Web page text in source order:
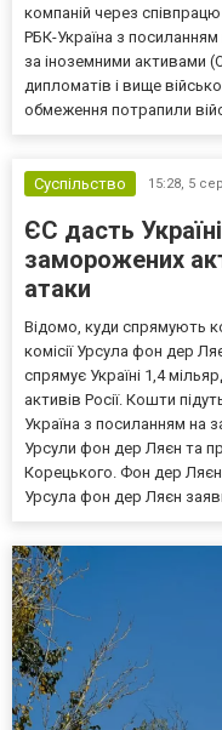
компаній через
РБК-Україна з
за іноземними активами
дипломатів і вище
обмеження потрапили
Суспільство 15:28, 5
ЄС дасть
заморожених
атаки
Відомо, куди спрямують
комісії Урсула фон дер
спрямує Україні 1,4
активів Росії. Кошти
Україна з посиланням на
Урсули фон дер Ляєн та
Корецького. Фон дер
Урсула фон дер Ляєн